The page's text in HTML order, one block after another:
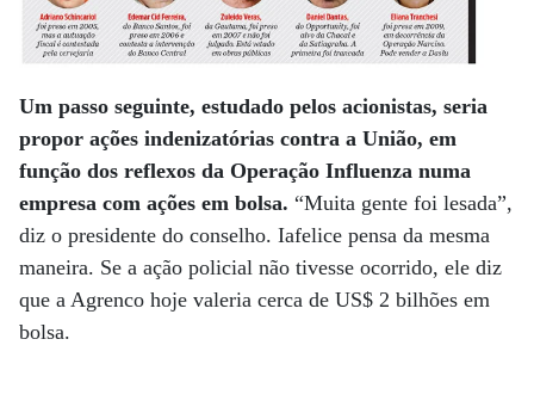
Um passo seguinte, estudado pelos acionistas, seria
propor ações indenizatórias contra a União, em
função dos reflexos da Operação Influenza numa
empresa com ações em bolsa. “Muita gente foi lesada”,
diz o presidente do conselho. Iafelice pensa da mesma
maneira. Se a ação policial não tivesse ocorrido, ele diz
que a Agrenco hoje valeria cerca de US$ 2 bilhões em
bolsa.